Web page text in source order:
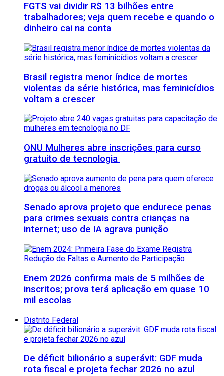
FGTS vai dividir R$ 13 bilhões entre
trabalhadores; veja quem recebe e quando o
dinheiro cai na conta
Brasil registra menor índice de mortes
violentas da série histórica, mas feminicídios
voltam a crescer
ONU Mulheres abre inscrições para curso
gratuito de tecnologia
Senado aprova projeto que endurece penas
para crimes sexuais contra crianças na
internet; uso de IA agrava punição
Enem 2026 confirma mais de 5 milhões de
inscritos; prova terá aplicação em quase 10
mil escolas
Distrito Federal
De déficit bilionário a superávit: GDF muda
rota fiscal e projeta fechar 2026 no azul